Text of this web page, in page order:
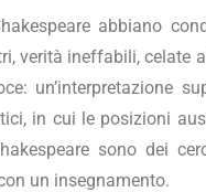
abbiano
verità ineffabili, celate
un’interpretazione
in cui le posizioni
sono dei
un insegnamento.